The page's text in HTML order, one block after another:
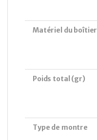
Matériel du boîtier
Poids total (gr)
Type de montre